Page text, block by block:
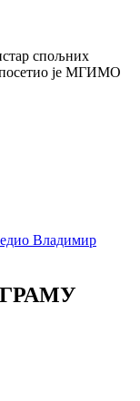
спољних
је МГИМО